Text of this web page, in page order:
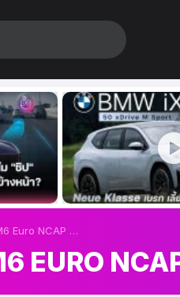
NCAP 5 ดาว
EURO